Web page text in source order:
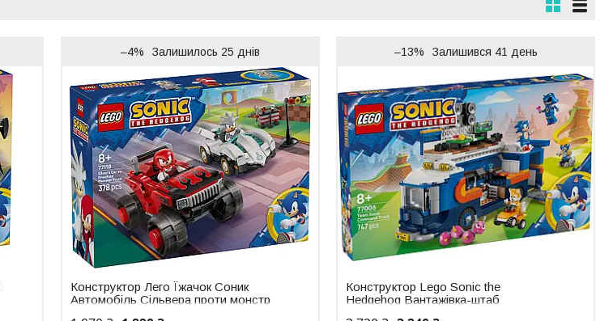
–4% Залишилось 25 днів
Конструктор Лего Їжачок Соник
Автомобіль Сільвера проти монстр
–13% Залишився 41 день
Конструктор Lego Sonic the
Hedgehog Вантажівка-штаб